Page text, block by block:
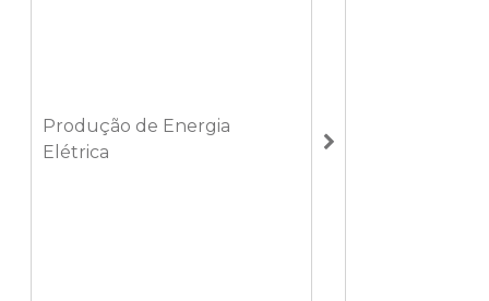
Produção de Energia
Elétrica